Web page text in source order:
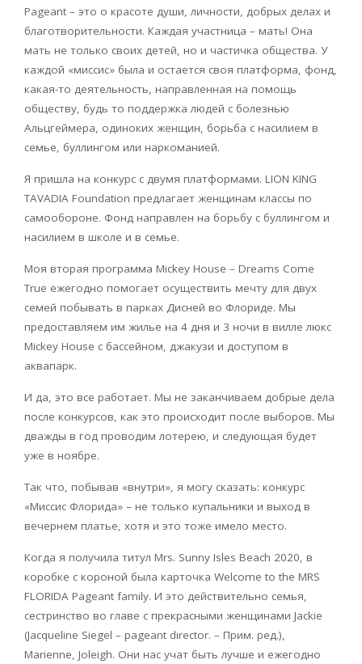
Pageant – это о красоте души, личности, добрых делах и
благотворительности. Каждая участница – мать! Она
мать не только своих детей, но и частичка общества. У
каждой «миссис» была и остается своя платформа, фонд,
какая-то деятельность, направленная на помощь
обществу, будь то поддержка людей с болезнью
Альцгеймера, одиноких женщин, борьба с насилием в
семье, буллингом или наркоманией.
Я пришла на конкурс с двумя платформами. LION KING
TAVADIA Foundation предлагает женщинам классы по
самообороне. Фонд направлен на борьбу с буллингом и
насилием в школе и в семье.
Моя вторая программа Mickey House – Dreams Come
True ежегодно помогает осуществить мечту для двух
семей побывать в парках Дисней во Флориде. Мы
предоставляем им жилье на 4 дня и 3 ночи в вилле люкс
Mickey House с бассейном, джакузи и доступом в
аквапарк.
И да, это все работает. Мы не заканчиваем добрые дела
после конкурсов, как это происходит после выборов. Мы
дважды в год проводим лотерею, и следующая будет
уже в ноябре.
Так что, побывав «внутри», я могу сказать: конкурс
«Миссис Флорида» – не только купальники и выход в
вечернем платье, хотя и это тоже имело место.
Когда я получила титул Mrs. Sunny Isles Beach 2020, в
коробке с короной была карточка Welcome to the MRS
FLORIDA Pageant family. И это действительно семья,
сестринство во главе с прекрасными женщинами Jackie
(Jacqueline Siegel – pageant director. – Прим. ред.),
Marienne, Joleigh. Они нас учат быть лучше и ежегодно